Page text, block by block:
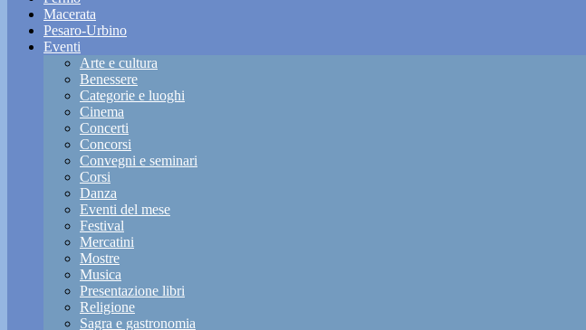
Macerata
Pesaro-Urbino
Eventi
Arte e cultura
Benessere
Categorie e luoghi
Cinema
Concerti
Concorsi
Convegni e seminari
Corsi
Danza
Eventi del mese
Festival
Mercatini
Mostre
Musica
Presentazione libri
Religione
Sagra e gastronomia